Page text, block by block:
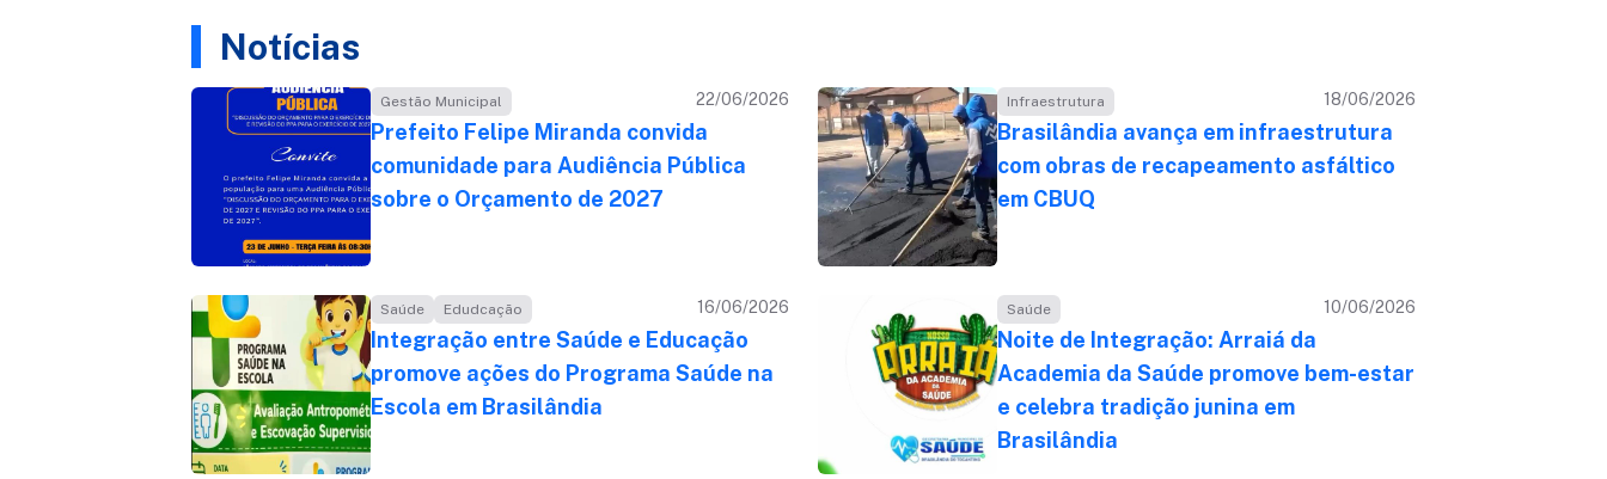
Notícias
Gestão Municipal 22/06/2026
Prefeito Felipe Miranda convida
comunidade para Audiência Pública
sobre o Orçamento de 2027
Infraestrutura 18/06/2026
Brasilândia avança em infraestrutura
com obras de recapeamento asfáltico
em CBUQ
Saúde Edudcação 16/06/2026
Integração entre Saúde e Educação
promove ações do Programa Saúde na
Escola em Brasilândia
Saúde 10/06/2026
Noite de Integração: Arraiá da
Academia da Saúde promove bem-estar
e celebra tradição junina em
Brasilândia